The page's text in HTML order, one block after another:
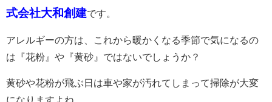
式会社大和創建です。
アレルギーの方は、これから暖かくなる季節で気になるの
は『花粉』や『黄砂』ではないでしょうか？
黄砂や花粉が飛ぶ日は車や家が汚れてしまって掃除が大変
になりますよね。